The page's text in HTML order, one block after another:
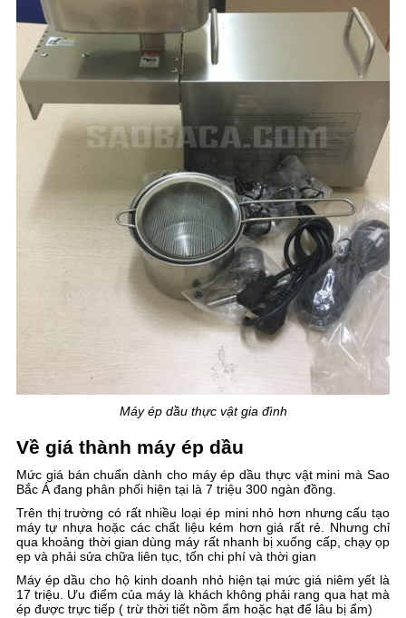
Máy ép dầu thực vật gia đình
Về giá thành máy ép dầu
Mức giá bán chuẩn dành cho máy ép dầu thực vật mini mà Sao
Bắc Á đang phân phối hiện tại là 7 triệu 300 ngàn đồng.
Trên thị trường có rất nhiều loại ép mini nhỏ hơn nhưng cấu tạo
máy tự nhựa hoặc các chất liệu kém hơn giá rất rẻ. Nhưng chỉ
qua khoảng thời gian dùng máy rất nhanh bị xuống cấp, chạy ọp
ẹp và phải sửa chữa liên tục, tốn chi phí và thời gian
Máy ép dầu cho hộ kinh doanh nhỏ hiện tại mức giá niêm yết là
17 triệu. Ưu điểm của máy là khách không phải rang qua hạt mà
ép được trực tiếp ( trừ thời tiết nồm ẩm hoặc hạt để lâu bị ẩm)